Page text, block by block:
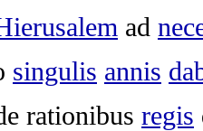
ad
singulis annis
rationibus regis